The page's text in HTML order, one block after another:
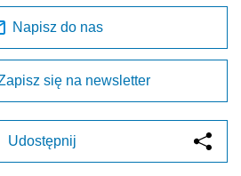
Napisz do nas
się na newsletter
Udostępnij